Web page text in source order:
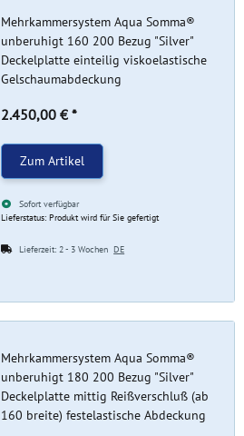
Mehrkammersystem Aqua Somma®
unberuhigt 160 200 Bezug "Silver"
Deckelplatte einteilig viskoelastische
Gelschaumabdeckung
2.450,00 € *
Zum Artikel
Sofort verfügbar
Lieferstatus: Produkt wird für Sie gefertigt
Lieferzeit:2 - 3 WochenDE
Mehrkammersystem Aqua Somma®
unberuhigt 180 200 Bezug "Silver"
Deckelplatte mittig Reißverschluß (ab
160 breite) festelastische Abdeckung